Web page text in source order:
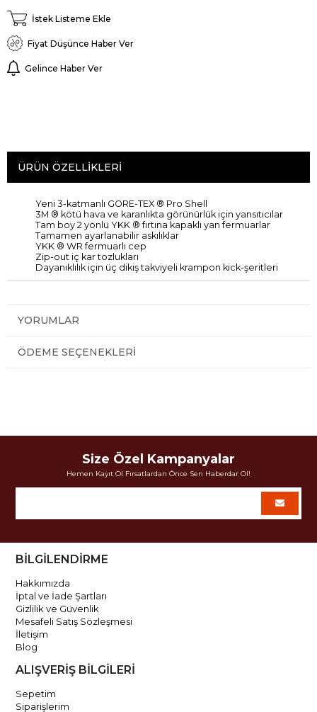
İstek Listeme Ekle
Fiyat Düşünce Haber Ver
Gelince Haber Ver
ÜRÜN ÖZELLIKLERI
Yeni 3-katmanlı GORE-TEX ® Pro Shell
3M ® kötü hava ve karanlıkta görünürlük için yansıtıcı lar
Tam boy 2 yönlü YKK ® fırtına kapaklı yan fermuarlar
Tamamen ayarlanabilir askılıklar
YKK ® WR fermuarlı cep
Zip-out iç kar tozlukları
Dayanıklılık için üç dikiş takviyeli krampon kick-şeritleri
YORUMLAR
ÖDEME SEÇENEKLERI
Size Özel Kampanyalar
Hemen Kayıt Ol Fırsatlardan Önce Sen Haberdar Ol!
BİLGİLENDİRME
Hakkımızda
İptal ve İade Şartları
Gizlilik ve Güvenlik
Mesafeli Satış Sözleşmesi
İletişim
Blog
ALIŞVERİŞ BİLGİLERİ
Sepetim
Siparişlerim